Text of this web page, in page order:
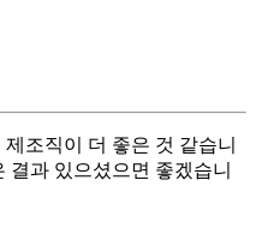
조직이 더 좋은 것 같습니
결과 있으셨으면 좋겠습니